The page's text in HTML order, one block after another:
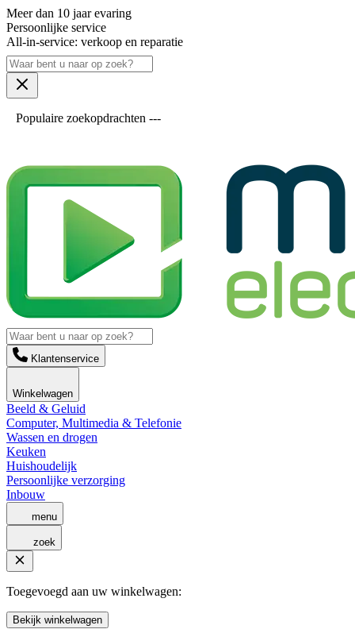
Meer dan 10 jaar evaring
Persoonlijke service
All-in-service: verkoop en reparatie
Populaire zoekopdrachten ---
Klantenservice
Winkelwagen
Beeld & Geluid
Computer, Multimedia & Telefonie
Wassen en drogen
Keuken
Huishoudelijk
Persoonlijke verzorging
Inbouw
menu
zoek
Toegevoegd aan uw winkelwagen:
Bekijk winkelwagen